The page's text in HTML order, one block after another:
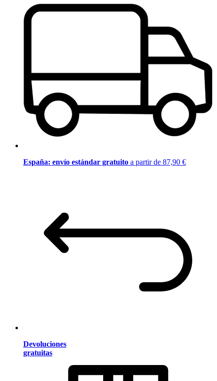
España: envío estándar gratuito a partir de 87,90 €
Devoluciones
gratuitas